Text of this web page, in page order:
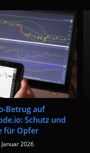
Betrug auf
Schutz und
für Opfer
Januar 2026